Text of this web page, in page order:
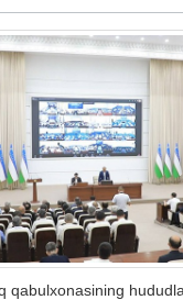
qabulxonasining